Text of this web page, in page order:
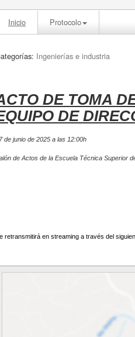
Inicio Protocolo
Ingenierías e industria
DE TOMA
DE
de junio de 2025 a las 12:00h
de Actos de la Escuela Técnica Superior
retransmitirá en streaming a través del